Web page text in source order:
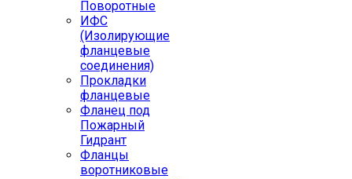
Поворотные
ИФС
(Изолирующие
фланцевые
соединения)
Прокладки
фланцевые
Фланец под
Пожарный
Гидрант
Фланцы
воротниковые